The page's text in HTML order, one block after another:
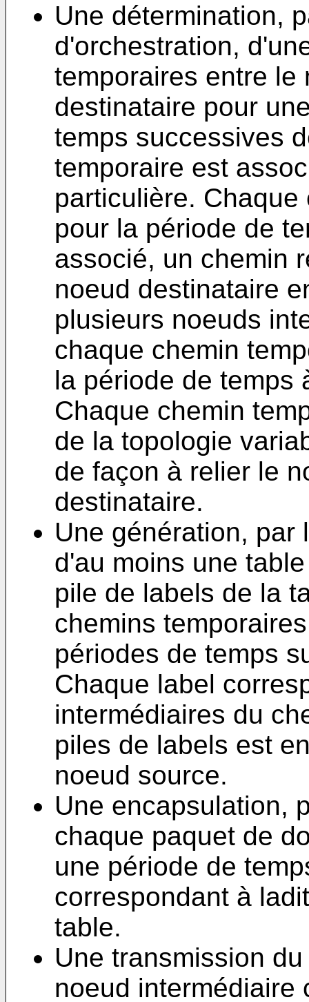
Une détermination,
d'orchestration,
temporaires entre le
destinataire pour
temps successives
temporaire est
particulière.
pour la période de
associé, un chemin
noeud destinataire
plusieurs noeuds
chaque chemin
la période de temps
Chaque chemin
de la topologie
de façon à relier le
destinataire.
Une génération, par
d'au moins une
pile de labels de la
chemins
périodes de temps
Chaque label
intermédiaires du
piles de labels est
noeud source.
Une encapsulation,
chaque paquet de
une période de
correspondant à
table.
Une transmission
noeud intermédiaire